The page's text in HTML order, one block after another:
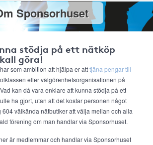
Sponsorhuset
stödja på ett nätköp
göra!
som ambition att hjälpa er atttjäna pengar till
eller välgörenhetsorganisationen på
kan då vara enklare att kunna stödja på ett
ha gjort, utan att det kostar personen något
604 välkända nätbutiker att välja mellan och alla
förening om man handlar via Sponsorhuset.
är medlemmar och handlar via Sponsorhuset